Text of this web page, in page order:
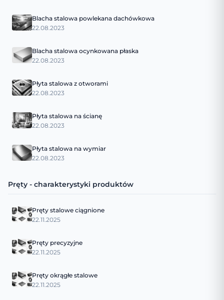
Blacha stalowa powlekana dachówkowa
22.08.2023
Blacha stalowa ocynkowana płaska
22.08.2023
Płyta stalowa z otworami
22.08.2023
Płyta stalowa na ścianę
22.08.2023
Płyta stalowa na wymiar
22.08.2023
Pręty - charakterystyki produktów
Pręty stalowe ciągnione
22.11.2025
Pręty precyzyjne
22.11.2025
Pręty okrągłe stalowe
22.11.2025